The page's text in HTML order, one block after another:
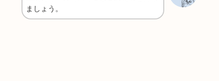
ましょう。